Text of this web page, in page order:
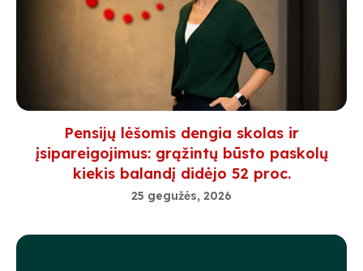
Pensijų lėšomis dengia skolas ir
įsipareigojimus: grąžintų būsto paskolų
kiekis balandį didėjo 52 proc.
25 gegužės, 2026